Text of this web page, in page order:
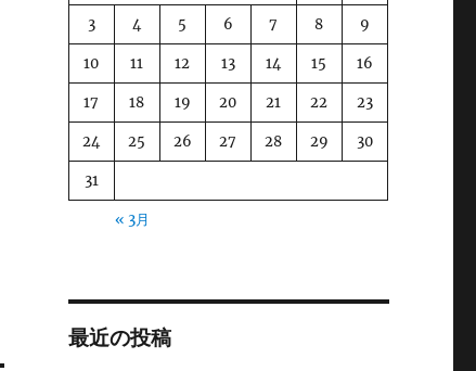
3 4 5 6 7 8 9
10 11 12 13 14 15 16
17 18 19 20 21 22 23
24 25 26 27 28 29 30
31
« 3月
最近の投稿